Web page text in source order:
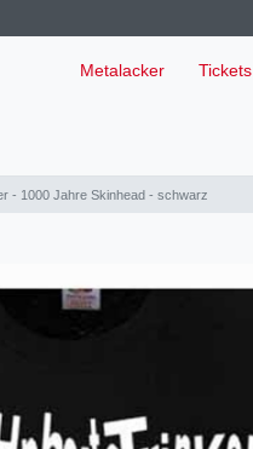
Metalacker Tickets
- 1000 Jahre Skinhead - schwarz